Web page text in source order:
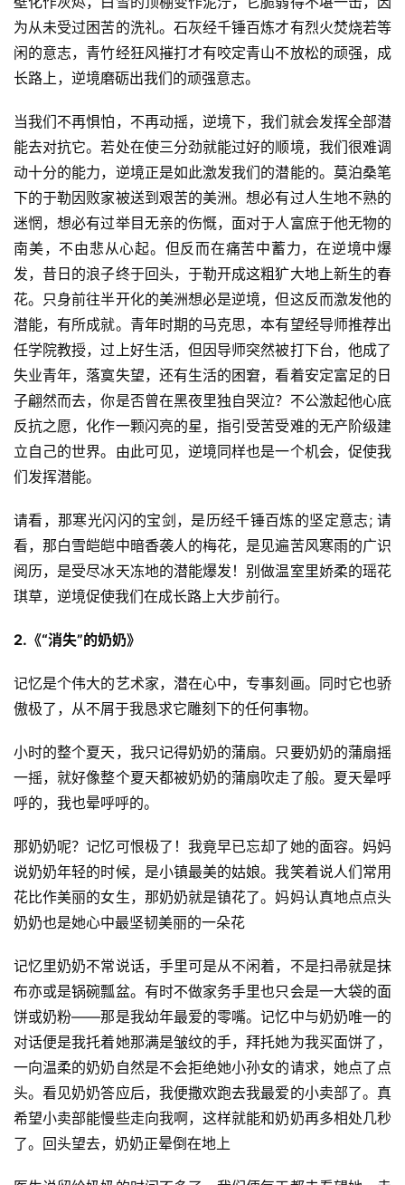
首
页
好
词
为从未受过困苦的洗礼。石灰经千锤百炼才有烈火焚烧若等
闲的意志，青竹经狂风摧打才有咬定青山不放松的顽强，成
长路上，逆境磨砺出我们的顽强意志。
当我们不再惧怕，不再动摇，逆境下，我们就会发挥全部潜
能去对抗它。若处在使三分劲就能过好的顺境，我们很难调
动十分的能力，逆境正是如此激发我们的潜能的。莫泊桑笔
下的于勒因败家被送到艰苦的美洲。想必有过人生地不熟的
迷惘，想必有过举目无亲的伤慨，面对于人富庶于他无物的
南美，不由悲从心起。但反而在痛苦中蓄力，在逆境中爆
发，昔日的浪子终于回头，于勒开成这粗犷大地上新生的春
花。只身前往半开化的美洲想必是逆境，但这反而激发他的
潜能，有所成就。青年时期的马克思，本有望经导师推荐出
任学院教授，过上好生活，但因导师突然被打下台，他成了
失业青年，落寞失望，还有生活的困窘，看着安定富足的日
子翩然而去，你是否曾在黑夜里独自哭泣？不公激起他心底
反抗之愿，化作一颗闪亮的星，指引受苦受难的无产阶级建
立自己的世界。由此可见，逆境同样也是一个机会，促使我
们发挥潜能。
请看，那寒光闪闪的宝剑，是历经千锤百炼的坚定意志; 请
看，那白雪皑皑中暗香袭人的梅花，是见遍苦风寒雨的广识
阅历，是受尽冰天冻地的潜能爆发！别做温室里娇柔的瑶花
琪草，逆境促使我们在成长路上大步前行。
2.《“消失”的奶奶》
记忆是个伟大的艺术家，潜在心中，专事刻画。同时它也骄
傲极了，从不屑于我恳求它雕刻下的任何事物。
小时的整个夏天，我只记得奶奶的蒲扇。只要奶奶的蒲扇摇
一摇，就好像整个夏天都被奶奶的蒲扇吹走了般。夏天晕呼
呼的，我也晕呼呼的。
那奶奶呢？记忆可恨极了！我竟早已忘却了她的面容。妈妈
说奶奶年轻的时候，是小镇最美的姑娘。我笑着说人们常用
花比作美丽的女生，那奶奶就是镇花了。妈妈认真地点点头
奶奶也是她心中最坚韧美丽的一朵花
记忆里奶奶不常说话，手里可是从不闲着，不是扫帚就是抹
布亦或是锅碗瓢盆。有时不做家务手里也只会是一大袋的面
饼或奶粉——那是我幼年最爱的零嘴。记忆中与奶奶唯一的
对话便是我托着她那满是皱纹的手，拜托她为我买面饼了，
一向温柔的奶奶自然是不会拒绝她小孙女的请求，她点了点
头。看见奶奶答应后，我便撒欢跑去我最爱的小卖部了。真
希望小卖部能慢些走向我啊，这样就能和奶奶再多相处几秒
了。回头望去，奶奶正晕倒在地上